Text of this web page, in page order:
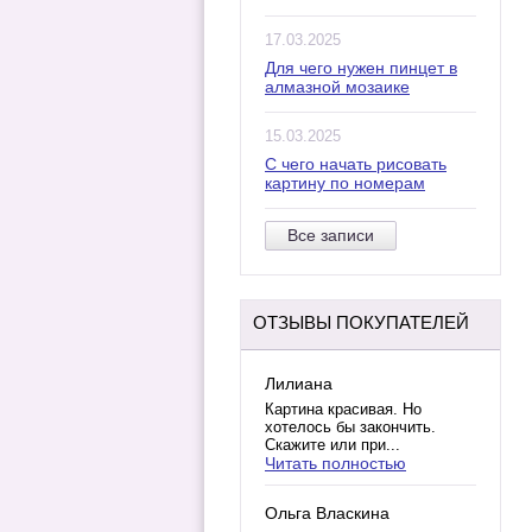
17.03.2025
Для чего нужен пинцет в
алмазной мозаике
15.03.2025
С чего начать рисовать
картину по номерам
Все записи
ОТЗЫВЫ ПОКУПАТЕЛЕЙ
Лилиана
Картина красивая. Но
хотелось бы закончить.
Скажите или при...
Читать полностью
Ольга Власкина